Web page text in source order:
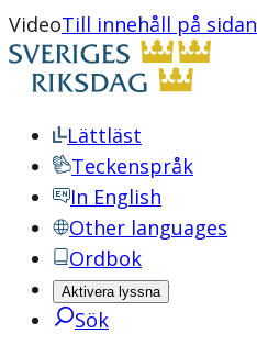
VideoTill innehåll på sidan
Lättläst
Teckenspråk
In English
Other languages
Ordbok
Aktivera lyssna
Sök